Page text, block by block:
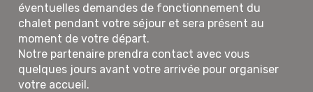
éventuelles demandes de fonctionnement du
chalet pendant votre séjour et sera présent au
moment de votre départ.
Notre partenaire prendra contact avec vous
quelques jours avant votre arrivée pour organiser
votre accueil.